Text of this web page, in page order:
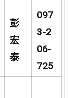
彭
宏
泰
097
3-2
06-
725